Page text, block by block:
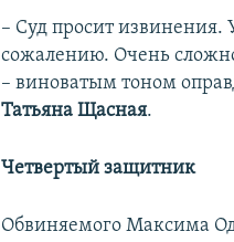
– Суд просит извинения.
сожалению. Очень
– виноватым тоном
Татьяна Щасная.
Четвертый защитник
Обвиняемого Максима